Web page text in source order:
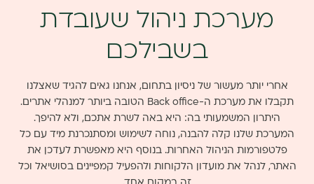
מערכת ניהול שעובדת
בשבילכם
אחרי יותר מעשור של ניסיון בתחום, אנחנו גאים להגיד שאצלנו
תקבלו את מערכת ה-Back office הטובה ביותר למנהלי אתרים.
היתרון המשמעותי בה: היא באה לשרת אתכם, ולא להיפך.
המערכת שלנו קלה להבנה, נוחה לשימוש ומסתנכרנת מיד עם כל
פלטפורמות הניהול האחרות. בנוסף היא מאפשרת לעדכן את
האתר, לנהל את מועדון הלקוחות ולהפעיל קמפיינים בסושיאל וכל